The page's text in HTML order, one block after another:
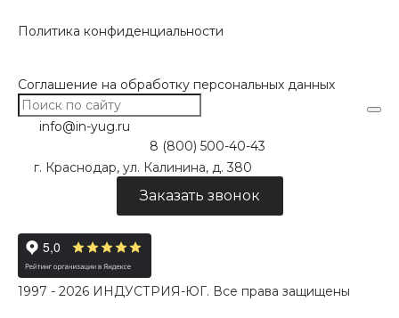
Политика конфиденциальности
Соглашение на обработку персональных данных
info@in-yug.ru
8 (800) 500-40-43
г. Краснодар, ул. Калинина, д. 380
Заказать звонок
1997 - 2026 ИНДУСТРИЯ-ЮГ. Все права защищены